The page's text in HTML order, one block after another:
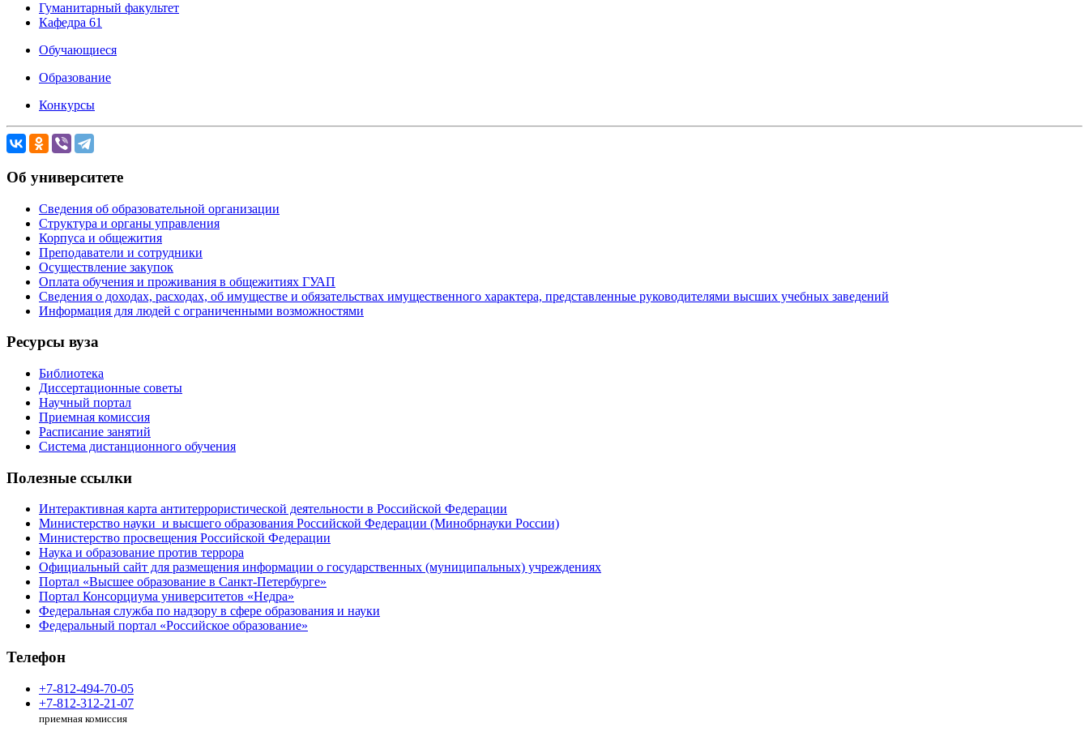
Гуманитарный факультет
Кафедра 61
Обучающиеся
Образование
Конкурсы
Об университете
Сведения об образовательной организации
Структура и органы управления
Корпуса и общежития
Преподаватели и сотрудники
Осуществление закупок
Оплата обучения и проживания в общежитиях ГУАП
Сведения о доходах, расходах, об имуществе и обязательствах имущественного характера, представленные руководителями высших учебных заведений
Информация для людей с ограниченными возможностями
Ресурсы вуза
Библиотека
Диссертационные советы
Научный портал
Приемная комиссия
Расписание занятий
Система дистанционного обучения
Полезные ссылки
Интерактивная карта антитеррористической деятельности в Российской Федерации
Министерство науки и высшего образования Российской Федерации (Минобрнауки России)
Министерство просвещения Российской Федерации
Наука и образование против террора
Официальный сайт для размещения информации о государственных (муниципальных) учреждениях
Портал «Высшее образование в Санкт-Петербурге»
Портал Консорциума университетов «Недра»
Федеральная служба по надзору в сфере образования и науки
Федеральный портал «Российское образование»
Телефон
+7-812-494-70-05
+7-812-312-21-07
приемная комиссия